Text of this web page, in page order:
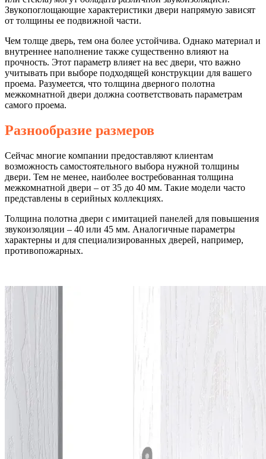
Звукопоглощающие характеристики двери напрямую зависят
от толщины ее подвижной части.
Чем толще дверь, тем она более устойчива. Однако материал и
внутреннее наполнение также существенно влияют на
прочность. Этот параметр влияет на вес двери, что важно
учитывать при выборе подходящей конструкции для вашего
проема. Разумеется, что толщина дверного полотна
межкомнатной двери должна соответствовать параметрам
самого проема.
Разнообразие размеров
Сейчас многие компании предоставляют клиентам
возможность самостоятельного выбора нужной толщины
двери. Тем не менее, наиболее востребованная толщина
межкомнатной двери – от 35 до 40 мм. Такие модели часто
представлены в серийных коллекциях.
Толщина полотна двери с имитацией панелей для повышения
звукоизоляции – 40 или 45 мм. Аналогичные параметры
характерны и для специализированных дверей, например,
противопожарных.